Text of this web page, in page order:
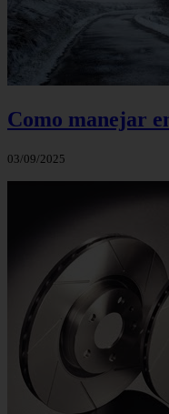
Como manejar
03/09/2025